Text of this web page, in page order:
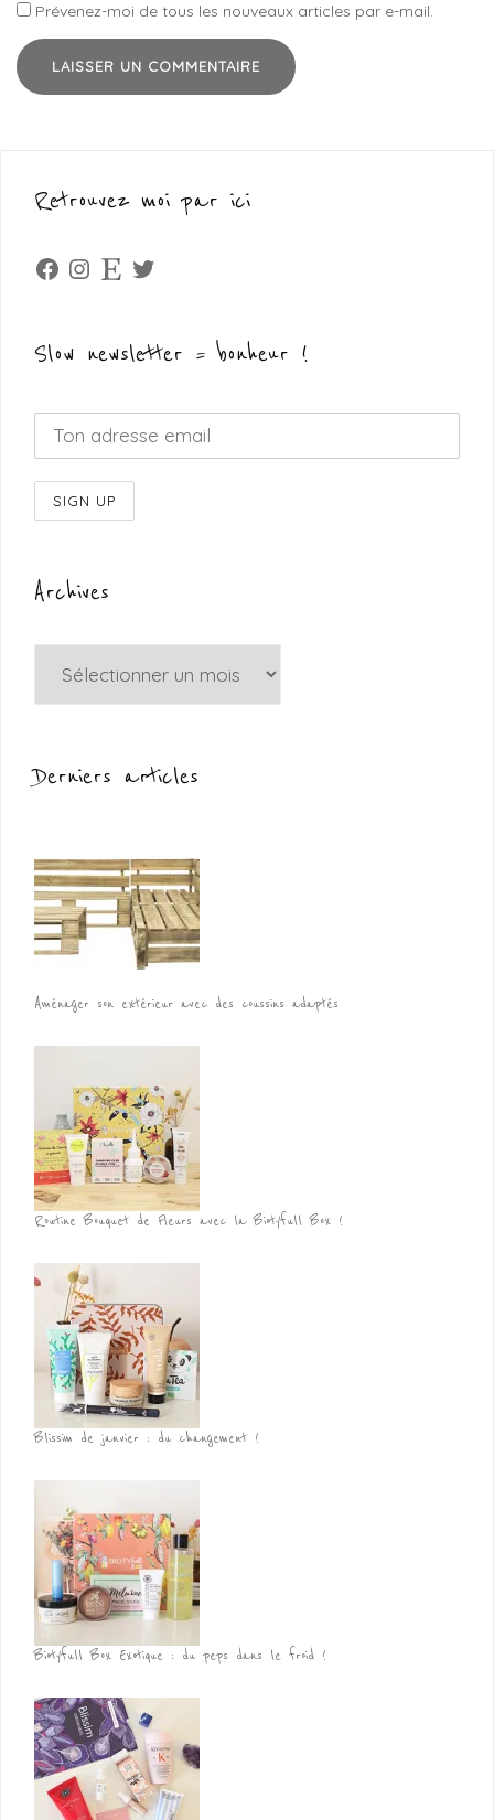
Prévenez-moi de tous les nouveaux articles par e-mail.
Retrouvez moi par ici
Facebook
Instagram
Etsy Twitter
Slow newsletter = bonheur !
Archives
Derniers articles
Aménager son extérieur avec des coussins adaptés
Routine Bouquet de Fleurs avec la Biotyfull Box !
Blissim de janvier : du changement !
Biotyfull Box Exotique : du peps dans le froid !